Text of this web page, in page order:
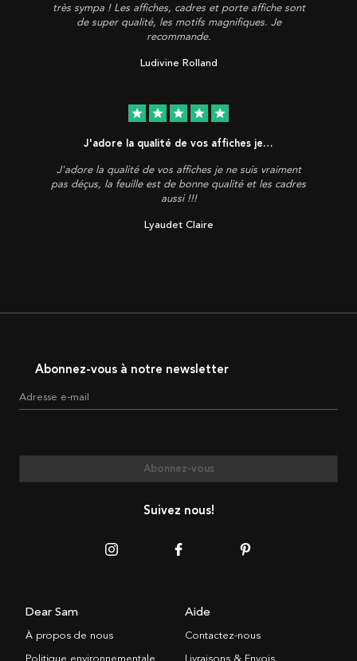
très sympa ! Les affiches, cadres et porte affiche sont
de super qualité, les motifs magnifiques. Je
recommande.
Ludivine Rolland
star star star star star
J'adore la qualité de vos affiches je…
J'adore la qualité de vos affiches je ne suis vraiment
pas déçus, la feuille est de bonne qualité et les cadres
aussi !!!
Lyaudet Claire
Abonnez-vous à notre newsletter
Adresse e-mail
Abonnez-vous
Suivez nous!
Dear Sam
À propos de nous
Aide
Contactez-nous